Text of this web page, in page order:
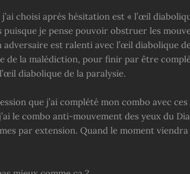
j’ai choisi après hésitation est « l’œil
puisque je pense pouvoir obstruer les
adversaire est ralenti avec l’œil diabolique
de la malédiction, pour finir par être
diabolique de la paralysie.
que j’ai complété mon combo avec
le combo anti-mouvement des yeux du
par extension. Quand le moment viendra